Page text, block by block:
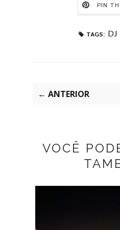
PIN
TAGS: DJ
← ANTERIOR
VOCÊ